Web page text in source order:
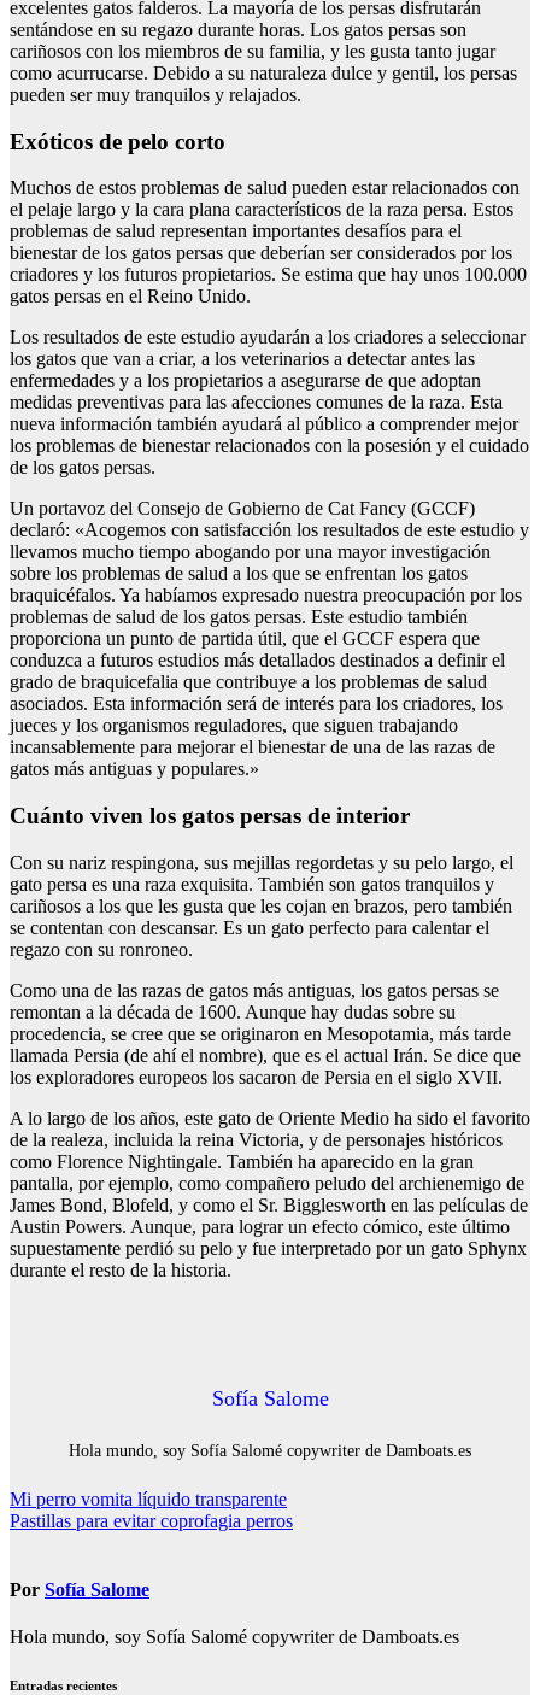
excelentes gatos falderos. La mayoría de los persas disfrutarán
sentándose en su regazo durante horas. Los gatos persas son
cariñosos con los miembros de su familia, y les gusta tanto jugar
como acurrucarse. Debido a su naturaleza dulce y gentil, los persas
pueden ser muy tranquilos y relajados.
Exóticos de pelo corto
Muchos de estos problemas de salud pueden estar relacionados con
el pelaje largo y la cara plana característicos de la raza persa. Estos
problemas de salud representan importantes desafíos para el
bienestar de los gatos persas que deberían ser considerados por los
criadores y los futuros propietarios. Se estima que hay unos 100.000
gatos persas en el Reino Unido.
Los resultados de este estudio ayudarán a los criadores a seleccionar
los gatos que van a criar, a los veterinarios a detectar antes las
enfermedades y a los propietarios a asegurarse de que adoptan
medidas preventivas para las afecciones comunes de la raza. Esta
nueva información también ayudará al público a comprender mejor
los problemas de bienestar relacionados con la posesión y el cuidado
de los gatos persas.
Un portavoz del Consejo de Gobierno de Cat Fancy (GCCF)
declaró: «Acogemos con satisfacción los resultados de este estudio y
llevamos mucho tiempo abogando por una mayor investigación
sobre los problemas de salud a los que se enfrentan los gatos
braquicéfalos. Ya habíamos expresado nuestra preocupación por los
problemas de salud de los gatos persas. Este estudio también
proporciona un punto de partida útil, que el GCCF espera que
conduzca a futuros estudios más detallados destinados a definir el
grado de braquicefalia que contribuye a los problemas de salud
asociados. Esta información será de interés para los criadores, los
jueces y los organismos reguladores, que siguen trabajando
incansablemente para mejorar el bienestar de una de las razas de
gatos más antiguas y populares.»
Cuánto viven los gatos persas de interior
Con su nariz respingona, sus mejillas regordetas y su pelo largo, el
gato persa es una raza exquisita. También son gatos tranquilos y
cariñosos a los que les gusta que les cojan en brazos, pero también
se contentan con descansar. Es un gato perfecto para calentar el
regazo con su ronroneo.
Como una de las razas de gatos más antiguas, los gatos persas se
remontan a la década de 1600. Aunque hay dudas sobre su
procedencia, se cree que se originaron en Mesopotamia, más tarde
llamada Persia (de ahí el nombre), que es el actual Irán. Se dice que
los exploradores europeos los sacaron de Persia en el siglo XVII.
A lo largo de los años, este gato de Oriente Medio ha sido el favorito
de la realeza, incluida la reina Victoria, y de personajes históricos
como Florence Nightingale. También ha aparecido en la gran
pantalla, por ejemplo, como compañero peludo del archienemigo de
James Bond, Blofeld, y como el Sr. Bigglesworth en las películas de
Austin Powers. Aunque, para lograr un efecto cómico, este último
supuestamente perdió su pelo y fue interpretado por un gato Sphynx
durante el resto de la historia.
Sofía Salome
Hola mundo, soy Sofía Salomé copywriter de Damboats.es
Navegación
de
Mi perro vomita líquido transparente
Pastillas para evitar coprofagia perros
Por Sofía Salome
Hola mundo, soy Sofía Salomé copywriter de Damboats.es
Entradas recientes